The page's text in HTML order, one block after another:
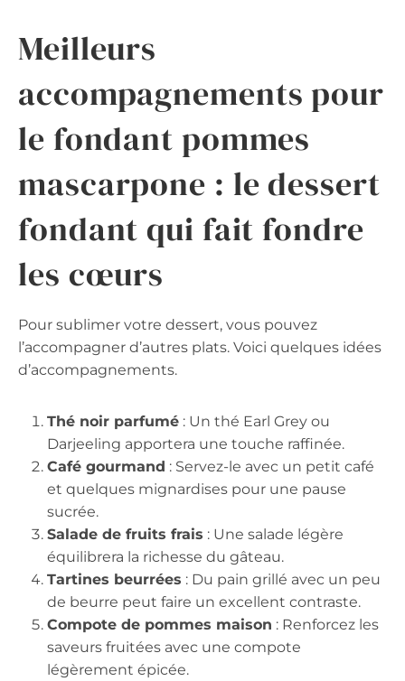
Meilleurs
accompagnements pour
le fondant pommes
mascarpone : le dessert
fondant qui fait fondre
les cœurs
Pour sublimer votre dessert, vous pouvez
l’accompagner d’autres plats. Voici quelques idées
d’accompagnements.
Thé noir parfumé : Un thé Earl Grey ou
Darjeeling apportera une touche raffinée.
Café gourmand : Servez-le avec un petit café
et quelques mignardises pour une pause
sucrée.
Salade de fruits frais : Une salade légère
équilibrera la richesse du gâteau.
Tartines beurrées : Du pain grillé avec un peu
de beurre peut faire un excellent contraste.
Compote de pommes maison : Renforcez les
saveurs fruitées avec une compote
légèrement épicée.